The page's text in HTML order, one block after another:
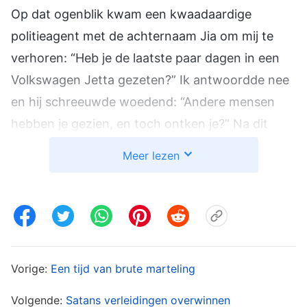
Op dat ogenblik kwam een kwaadaardige
politieagent met de achternaam Jia om mij te
verhoren: “Heb je de laatste paar dagen in een
Volkswagen Jetta gezeten?” Ik antwoordde nee
en hij schreeuwde woedend: “Andere mensen
hebben je gezien, en toch ontken je?” Na dit
eens zien hoe flink je bent!” Hij pakte een brede
hoeveel keren ik afgeranseld werd en ik kon het
niet laten om het elke keer uit te gillen van de
Meer lezen
Vorige: Een tijd van brute marteling
Volgende: Satans verleidingen overwinnen